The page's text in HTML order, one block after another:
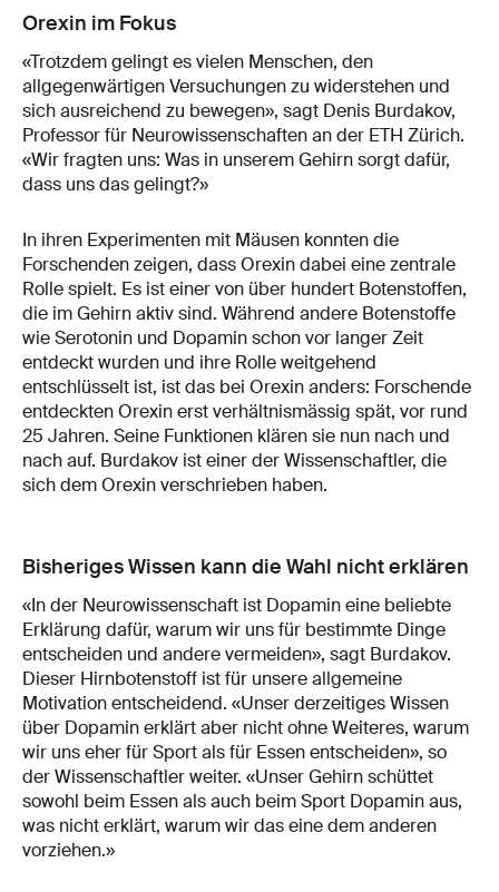
Orexin im Fokus
«Trotzdem gelingt es vielen Menschen, den
allgegenwärtigen Versuchungen zu widerstehen und
sich ausreichend zu bewegen», sagt Denis Burdakov,
Professor für Neurowissenschaften an der ETH Zürich.
«Wir fragten uns: Was in unserem Gehirn sorgt dafür,
dass uns das gelingt?»
In ihren Experimenten mit Mäusen konnten die
Forschenden zeigen, dass Orexin dabei eine zentrale
Rolle spielt. Es ist einer von über hundert Botenstoffen,
die im Gehirn aktiv sind. Während andere Botenstoffe
wie Serotonin und Dopamin schon vor langer Zeit
entdeckt wurden und ihre Rolle weitgehend
entschlüsselt ist, ist das bei Orexin anders: Forschende
entdeckten Orexin erst verhältnismässig spät, vor rund
25 Jahren. Seine Funktionen klären sie nun nach und
nach auf. Burdakov ist einer der Wissenschaftler, die
sich dem Orexin verschrieben haben.
Bisheriges Wissen kann die Wahl nicht erklären
«In der Neurowissenschaft ist Dopamin eine beliebte
Erklärung dafür, warum wir uns für bestimmte Dinge
entscheiden und andere vermeiden», sagt Burdakov.
Dieser Hirnbotenstoff ist für unsere allgemeine
Motivation entscheidend. «Unser derzeitiges Wissen
über Dopamin erklärt aber nicht ohne Weiteres, warum
wir uns eher für Sport als für Essen entscheiden», so
der Wissenschaftler weiter. «Unser Gehirn schüttet
sowohl beim Essen als auch beim Sport Dopamin aus,
was nicht erklärt, warum wir das eine dem anderen
vorziehen.»